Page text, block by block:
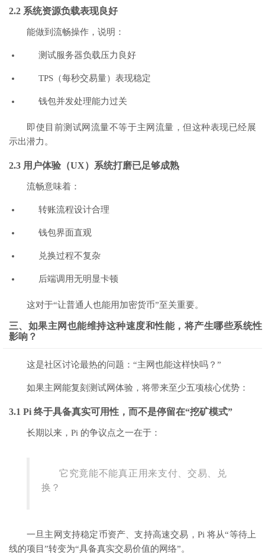
2.2 系统资源负载表现良好
能做到流畅操作，说明：
测试服务器负载压力良好
TPS（每秒交易量）表现稳定
钱包并发处理能力过关
即使目前测试网流量不等于主网流量，但这种表现已经展
示出潜力。
2.3 用户体验（UX）系统打磨已足够成熟
流畅意味着：
转账流程设计合理
钱包界面直观
兑换过程不复杂
后端调用无明显卡顿
这对于“让普通人也能用加密货币”至关重要。
三、如果主网也能维持这种速度和性能，将产生哪些系统性
影响？
这是社区讨论最热的问题：“主网也能这样快吗？”
如果主网能复刻测试网体验，将带来至少五项核心优势：
3.1 Pi 终于具备真实可用性，而不是停留在“挖矿模式”
长期以来，Pi 的争议点之一在于：
它究竟能不能真正用来支付、交易、兑
换？
一旦主网支持稳定币资产、支持高速交易，Pi 将从“等待上
线的项目”转变为“具备真实交易价值的网络”。